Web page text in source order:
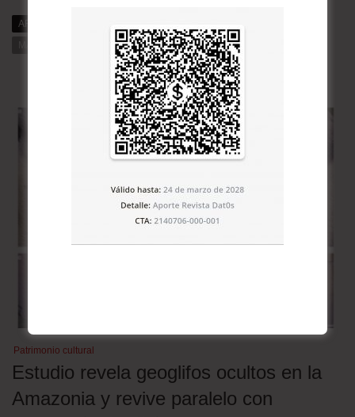
ARTÍCULOS RELACIONADOS
MÁS DE LA CATEGORÍA
Patrimonio cultural
Estudio revela geoglifos ocultos en la
Amazonia y revive paralelo con